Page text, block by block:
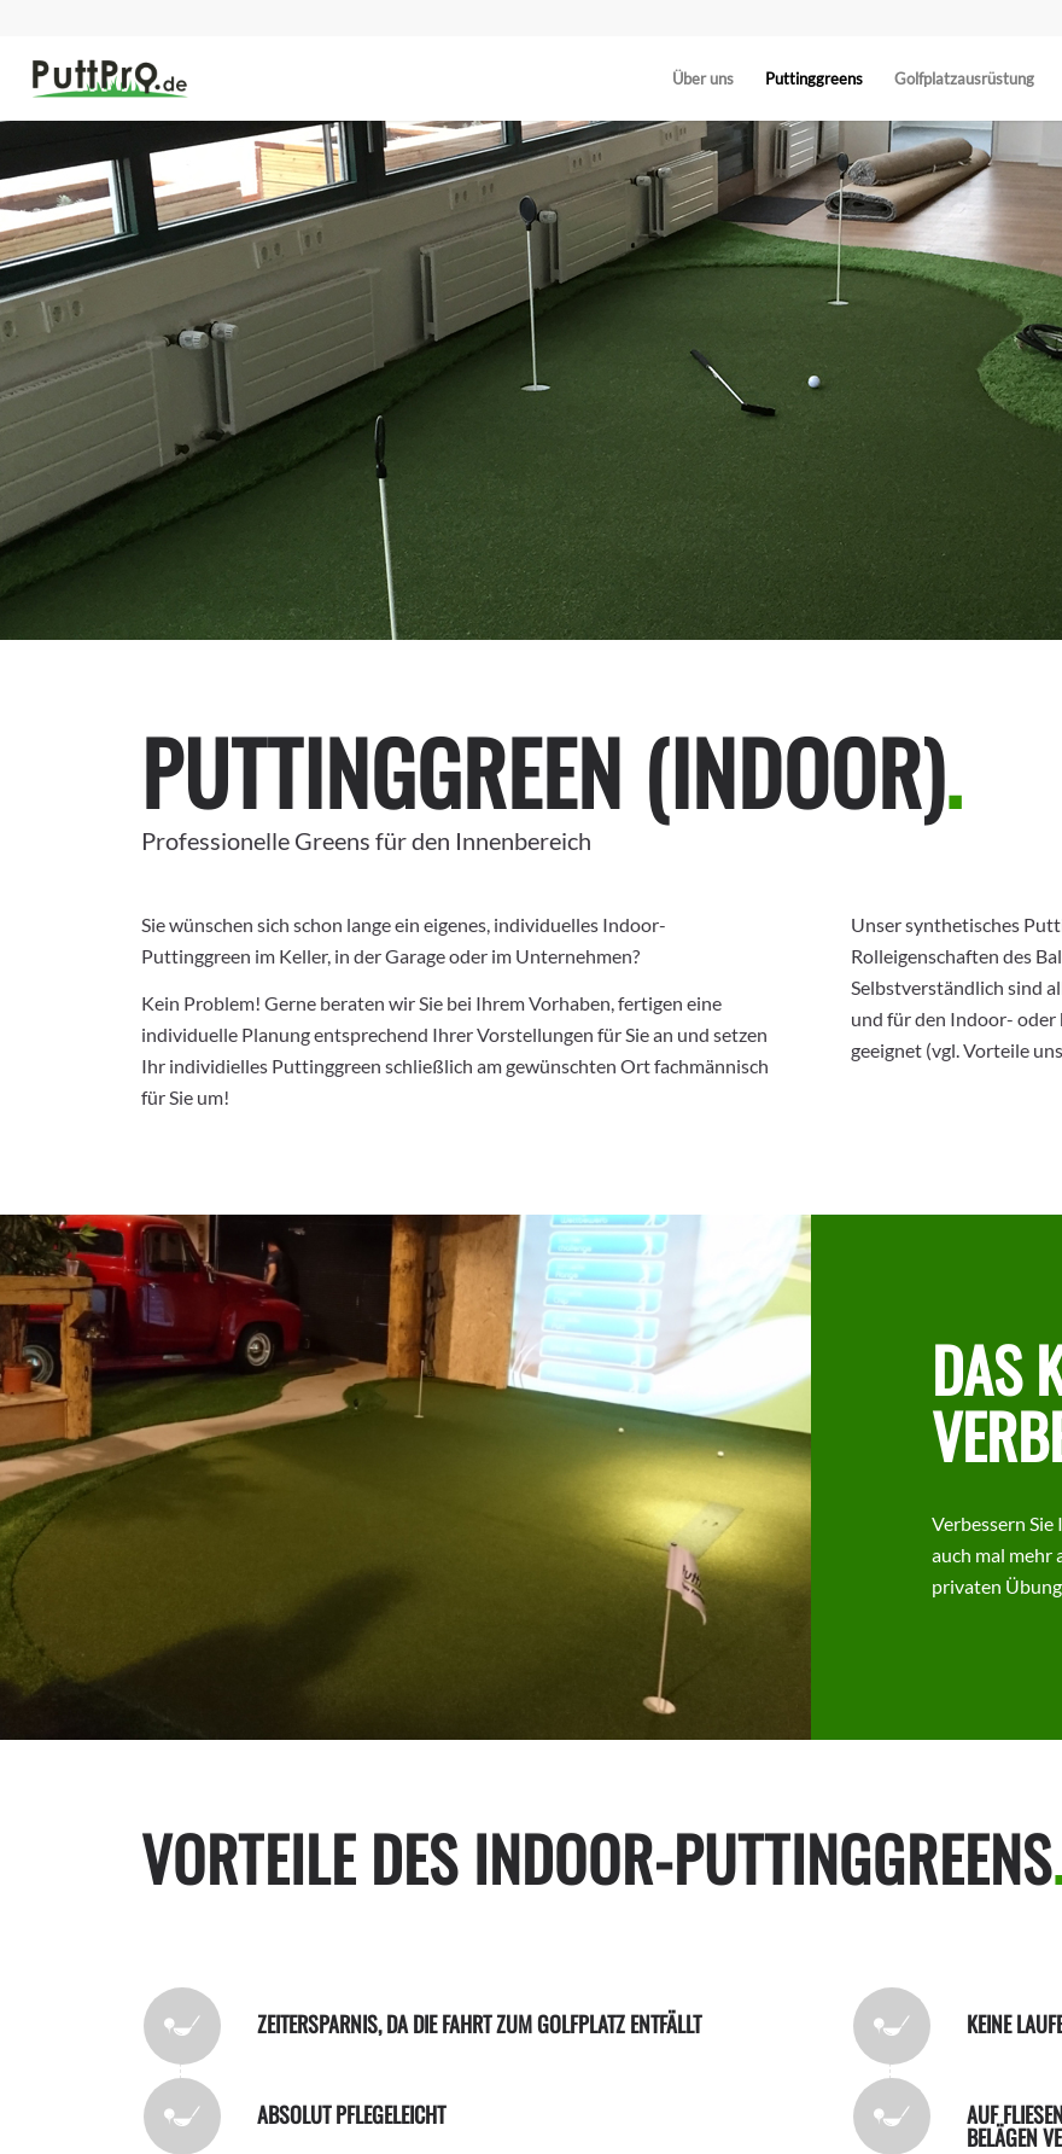
Über uns Puttinggreens Golfplatzausrüstung
PUTTINGGREEN (INDOOR).
Professionelle Greens für den Innenbereich
Sie wünschen sich schon lange ein eigenes, individuelles Indoor-
Puttinggreen im Keller, in der Garage oder im Unternehmen?
Kein Problem! Gerne beraten wir Sie bei Ihrem Vorhaben, fertigen eine
individuelle Planung entsprechend Ihrer Vorstellungen für Sie an und setzen
Ihr individielles Puttinggreen schließlich am gewünschten Ort fachmännisch
für Sie um!
Unser synthetisches
Rolleigenschaften des
Selbstverständlich sind
und für den Indoor-
geeignet (vgl. Vorteile
DAS
Verbessern Sie
auch mal mehr
privaten
VORTEILE DES INDOOR-PUTTINGGREENS
ZEITERSPARNIS, DA DIE FAHRT ZUM GOLFPLATZ ENTFÄLLT
ABSOLUT PFLEGELEICHT
KEINE
AUF
BELÄGEN